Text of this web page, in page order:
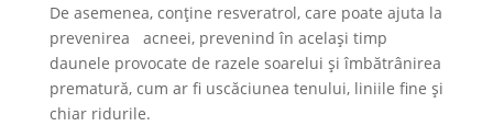
De asemenea, conține resveratrol, care poate ajuta la
prevenirea acneei, prevenind în același timp
daunele provocate de razele soarelui și îmbătrânirea
prematură, cum ar fi uscăciunea tenului, liniile fine și
chiar ridurile.